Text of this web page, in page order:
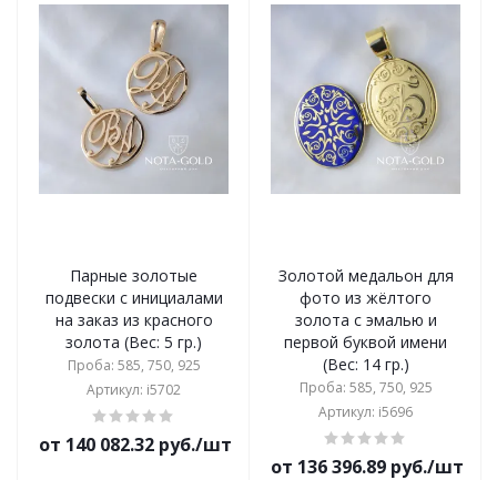
Парные золотые
подвески с инициалами
на заказ из красного
золота (Вес: 5 гр.)
Проба: 585, 750, 925
Артикул: i5702
от 140 082.32 руб./шт
Золотой медальон для
фото из жёлтого
золота с эмалью и
первой буквой имени
(Вес: 14 гр.)
Проба: 585, 750, 925
Артикул: i5696
от 136 396.89 руб./шт